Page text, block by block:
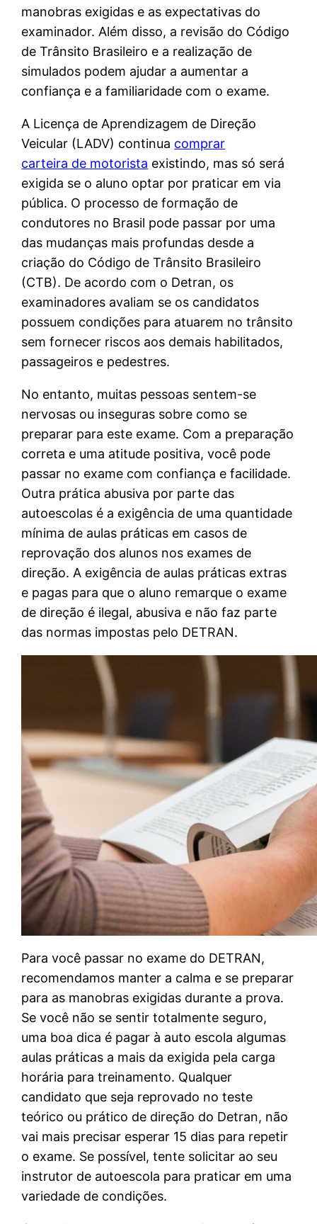
manobras exigidas e as expectativas do
examinador. Além disso, a revisão do Código
de Trânsito Brasileiro e a realização de
simulados podem ajudar a aumentar a
confiança e a familiaridade com o exame.
A Licença de Aprendizagem de Direção
Veicular (LADV) continua comprar
carteira de motorista existindo, mas só será
exigida se o aluno optar por praticar em via
pública. O processo de formação de
condutores no Brasil pode passar por uma
das mudanças mais profundas desde a
criação do Código de Trânsito Brasileiro
(CTB). De acordo com o Detran, os
examinadores avaliam se os candidatos
possuem condições para atuarem no trânsito
sem fornecer riscos aos demais habilitados,
passageiros e pedestres.
No entanto, muitas pessoas sentem-se
nervosas ou inseguras sobre como se
preparar para este exame. Com a preparação
correta e uma atitude positiva, você pode
passar no exame com confiança e facilidade.
Outra prática abusiva por parte das
autoescolas é a exigência de uma quantidade
mínima de aulas práticas em casos de
reprovação dos alunos nos exames de
direção. A exigência de aulas práticas extras
e pagas para que o aluno remarque o exame
de direção é ilegal, abusiva e não faz parte
das normas impostas pelo DETRAN.
Para você passar no exame do DETRAN,
recomendamos manter a calma e se preparar
para as manobras exigidas durante a prova.
Se você não se sentir totalmente seguro,
uma boa dica é pagar à auto escola algumas
aulas práticas a mais da exigida pela carga
horária para treinamento. Qualquer
candidato que seja reprovado no teste
teórico ou prático de direção do Detran, não
vai mais precisar esperar 15 dias para repetir
o exame. Se possível, tente solicitar ao seu
instrutor de autoescola para praticar em uma
variedade de condições.